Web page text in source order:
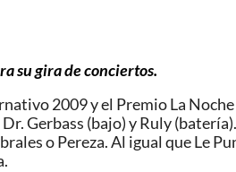
su gira de conciertos.
2009 y el Premio La
Gerbass (bajo) y Ruly
o Pereza. Al igual que Le